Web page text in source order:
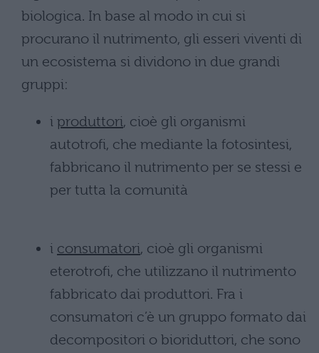
biologica. In base al modo in cui si
procurano il nutrimento, gli esseri viventi di
un ecosistema si dividono in due grandi
gruppi:
i produttori, cioè gli organismi
autotrofi, che mediante la fotosintesi,
fabbricano il nutrimento per se stessi e
per tutta la comunità
i consumatori, cioè gli organismi
eterotrofi, che utilizzano il nutrimento
fabbricato dai produttori. Fra i
consumatori c’è un gruppo formato dai
decompositori o bioriduttori, che sono